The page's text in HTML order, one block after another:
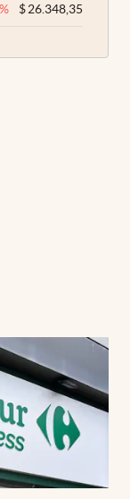
$26.348,35